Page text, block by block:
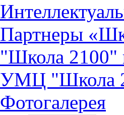
Партнеры
"Школа 2100"
УМЦ "Школа
Фотогалерея